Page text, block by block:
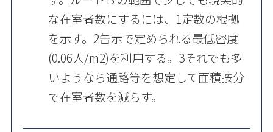
な在室者数にするには、1定数の根拠
を示す。2告示で定められる最低密度
(0.06人/m2)を利用する。3それでも多
いようなら通路等を想定して面積按分
で在室者数を減らす。